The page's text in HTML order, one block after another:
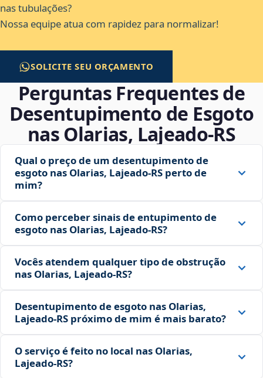
nas tubulações?
Nossa equipe atua com rapidez para normalizar!
SOLICITE SEU ORÇAMENTO
Perguntas Frequentes de
Desentupimento de Esgoto
nas Olarias, Lajeado‑RS
Qual o preço de um desentupimento de
esgoto nas Olarias, Lajeado‑RS perto de
mim?
Como perceber sinais de entupimento de
esgoto nas Olarias, Lajeado‑RS?
Vocês atendem qualquer tipo de obstrução
nas Olarias, Lajeado‑RS?
Desentupimento de esgoto nas Olarias,
Lajeado‑RS próximo de mim é mais barato?
O serviço é feito no local nas Olarias,
Lajeado‑RS?